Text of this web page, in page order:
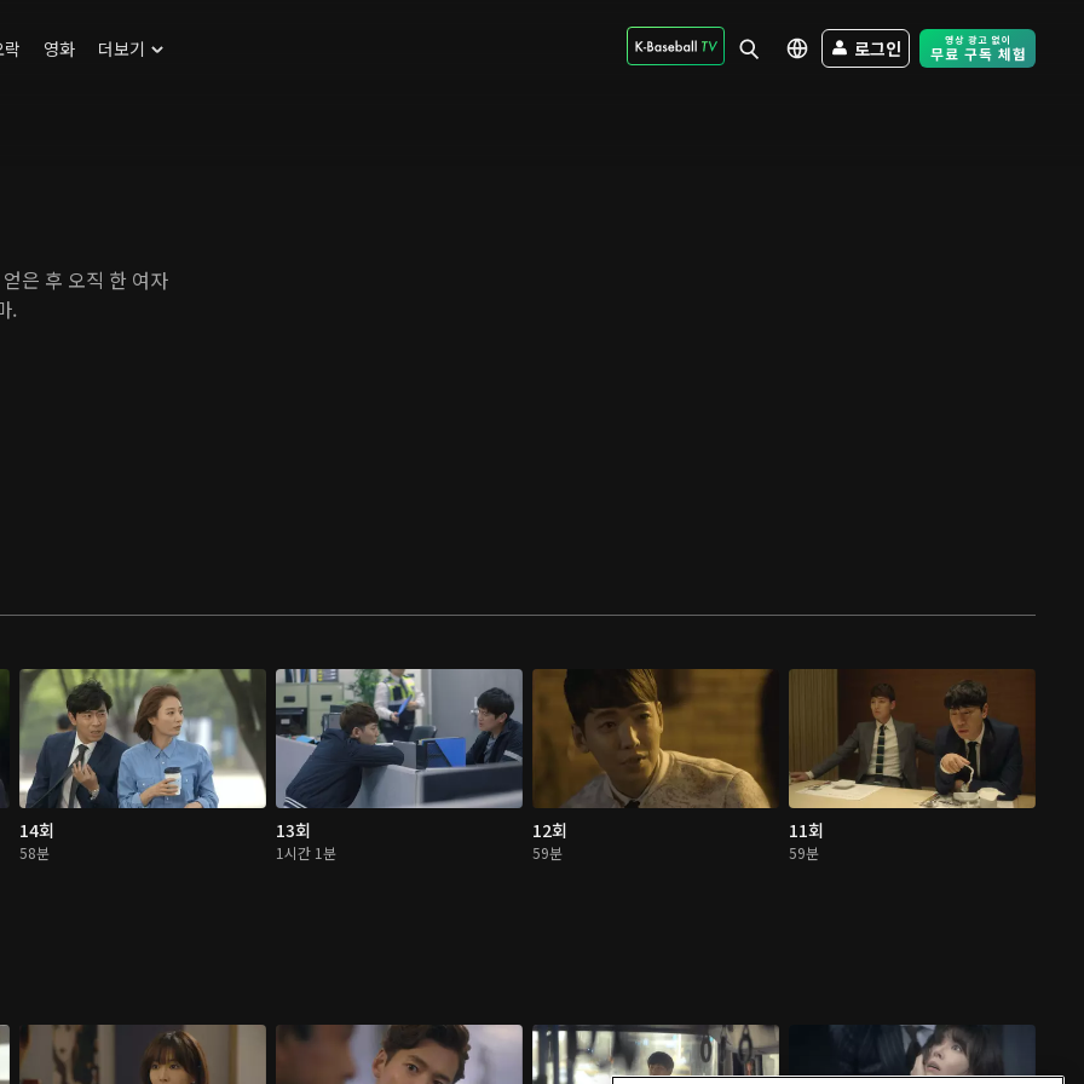
영화 더보기 로그인 Free Trial -
은 후 오직 한 여자
.
14회
58분
13회
1시간 1분
12회
59분
11회
59분